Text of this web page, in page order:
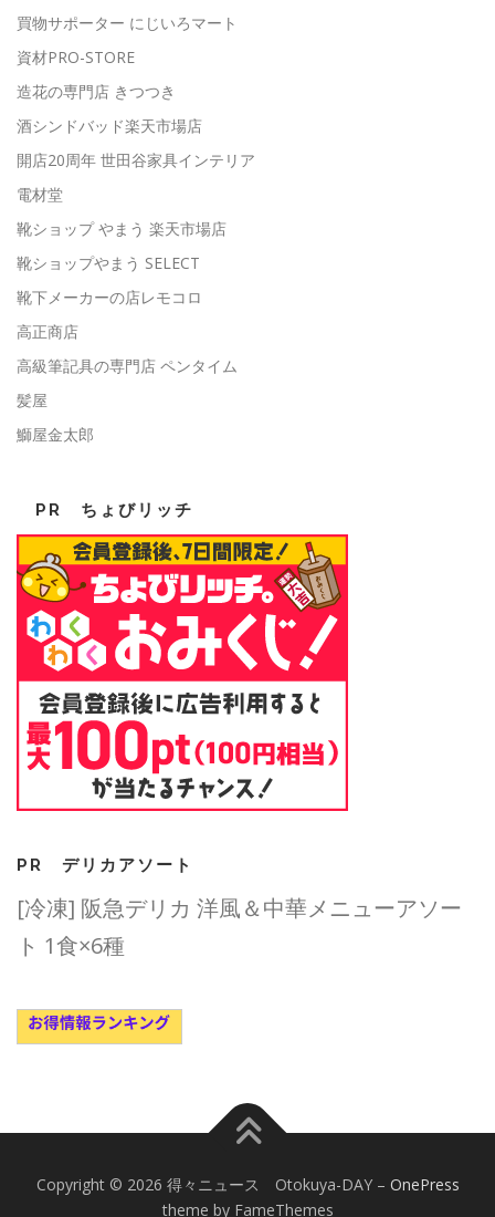
買物サポーター にじいろマート
資材PRO-STORE
造花の専門店 きつつき
酒シンドバッド楽天市場店
開店20周年 世田谷家具インテリア
電材堂
靴ショップ やまう 楽天市場店
靴ショップやまう SELECT
靴下メーカーの店レモコロ
高正商店
高級筆記具の専門店 ペンタイム
髪屋
鰤屋金太郎
PR ちょびリッチ
PR デリカアソート
[冷凍] 阪急デリカ 洋風＆中華メニューアソー
ト 1食×6種
Copyright © 2026 得々ニュース Otokuya-DAY – OnePress
theme by FameThemes